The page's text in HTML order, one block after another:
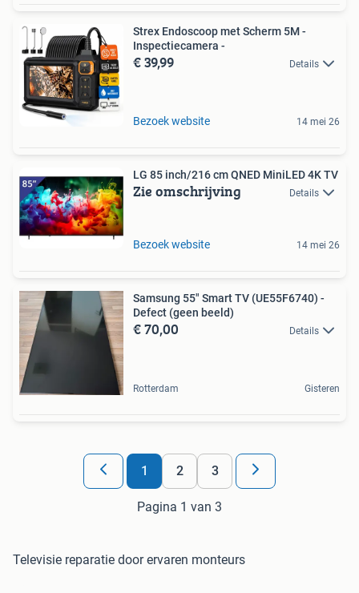
Strex Endoscoop met Scherm 5M -
Inspectiecamera -
€ 39,99 Details
Bezoek website 14 mei 26
LG 85 inch/216 cm QNED MiniLED 4K TV
Zie omschrijving Details
Bezoek website 14 mei 26
Samsung 55" Smart TV (UE55F6740) -
Defect (geen beeld)
€ 70,00 Details
Rotterdam Gisteren
1 2 3
Pagina 1 van 3
Televisie reparatie door ervaren monteurs